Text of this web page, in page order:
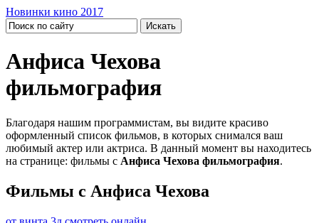
Новинки кино 2017
Анфиса Чехова
фильмография
Благодаря нашим программистам, вы видите красиво
оформленный список фильмов, в которых снимался ваш
любимый актер или актриса. В данный момент вы находитесь
на странице: фильмы с Анфиса Чехова фильмография.
Фильмы с Анфиса Чехова